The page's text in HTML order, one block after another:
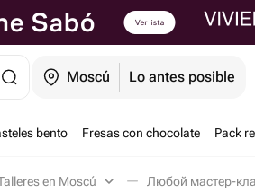
Moscú Lo antes posible
bento Fresas con chocolate Pack
en Moscú